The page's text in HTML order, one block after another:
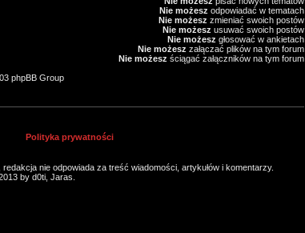
Nie możesz odpowiadać w tematach
Nie możesz zmieniać swoich postów
Nie możesz usuwać swoich postów
Nie możesz głosować w ankietach
Nie możesz załączać plików na tym forum
Nie możesz ściągać załączników na tym forum
phpBB Group
Polityka prywatności
nie odpowiada za treść wiadomości, artykułów i komentarzy.
by d0ti, Jaras.